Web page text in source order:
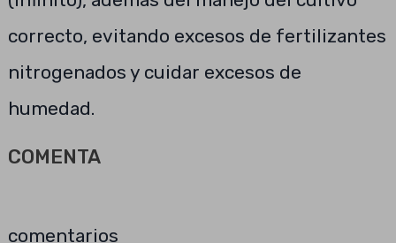
correcto, evitando excesos de fertilizantes
nitrogenados y cuidar excesos de
humedad.
COMENTA
comentarios